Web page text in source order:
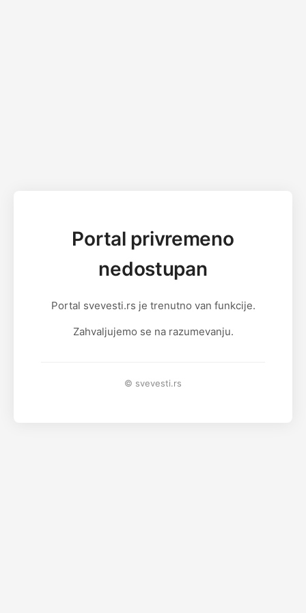
Portal privremeno
nedostupan
Portal svevesti.rs je trenutno van funkcije.
Zahvaljujemo se na razumevanju.
© svevesti.rs